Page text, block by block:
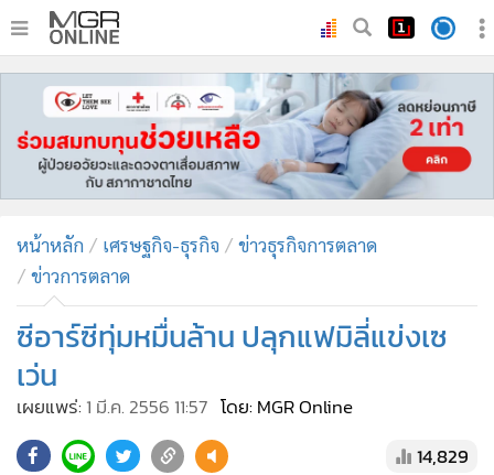
หน้าหลัก
ทันเหตุการณ์
• ภาคใต้
• บันเทิง
• ผู้จัดการรายวัน
• คอลัมนิสต์
ละคร
• CbizReview
• ผู้จัดกวน
หน้าหลัก เศรษฐกิจ-ธุรกิจ
ข่าวธุรกิจการตลาด
ข่าวการตลาด
ซีอาร์ซีทุ่มหมื่นล้าน ปลุกแฟมิลี่แข่งเซ
เว่น
เผยแพร่: 1 มี.ค. 2556 11:57 โดย: MGR Online
14,829